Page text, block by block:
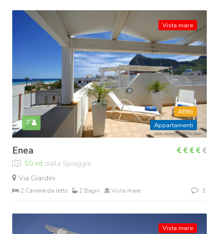
7
Affitti
Appartamenti
Vista mare
Enea
50 mtdalla Spiaggia
Via Giardini
2 Camere da letto 2 Bagni Vista mare 3
Vista mare